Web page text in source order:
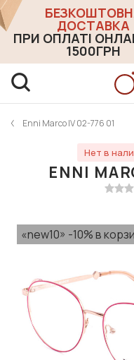
ДОСТАВКА
ПРИ ОПЛАТІ
1500ГРН
Enni Marco IV 02-776 01
Нет в
ENNI
«new10» -10% в